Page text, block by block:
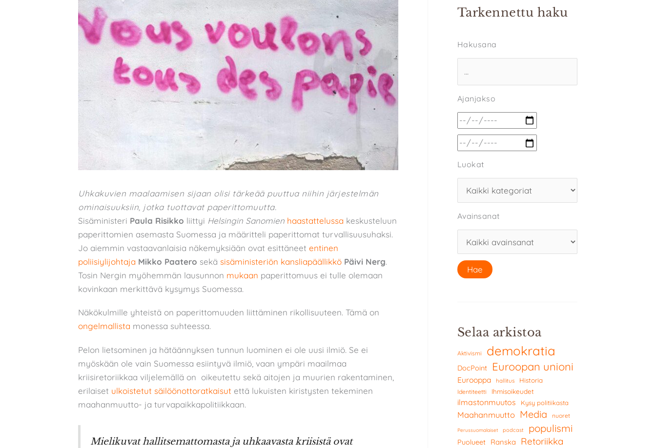
Uhkakuvien maalaamisen sijaan olisi tärkeää puuttua niihin järjestelmän
ominaisuuksiin, jotka tuottavat paperittomuutta.
Sisäministeri Paula Risikko liittyi Helsingin Sanomien haastattelussa keskusteluun
paperittomien asemasta Suomessa ja määritteli paperittomat turvallisuusuhaksi.
Jo aiemmin vastaavanlaisia näkemyksiään ovat esittäneet entinen
poliisiylijohtaja Mikko Paatero sekä sisäministeriön kansliapäällikkö Päivi Nerg.
Tosin Nergin myöhemmän lausunnon mukaan paperittomuus ei tulle olemaan
kovinkaan merkittävä kysymys Suomessa.
Näkökulmille yhteistä on paperittomuuden liittäminen rikollisuuteen. Tämä on
ongelmallista monessa suhteessa.
Pelon lietsominen ja hätäännyksen tunnun luominen ei ole uusi ilmiö. Se ei
myöskään ole vain Suomessa esiintyvä ilmiö, vaan ympäri maailmaa
kriisiretoriikkaa viljelemällä on oikeutettu sekä aitojen ja muurien rakentaminen,
erilaiset ulkoistetut säilöönottoratkaisut että lukuisten kiristysten tekeminen
maahanmuutto- ja turvapaikkapolitiikkaan.
Mielikuvat hallitsemattomasta ja uhkaavasta kriisistä ovat
Tarkennettu haku
Hakusana
Ajanjakso
Luokat
Avainsanat
Selaa arkistoa
Aktivismi demokratia
DocPoint Euroopan unioni
Eurooppa hallitus Historia
Identiteetti Ihmisoikeudet
ilmastonmuutos Kysy politiikasta
Maahanmuutto Media nuoret
Perussuomalaiset podcast populismi
Puolueet Ranska Retoriikka